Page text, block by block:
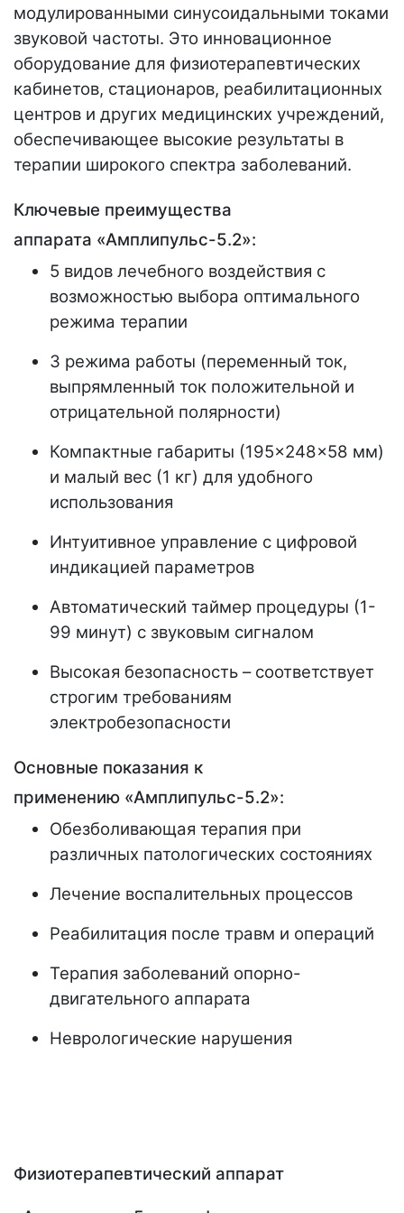
модулированными синусоидальными токами
звуковой частоты. Это инновационное
оборудование для физиотерапевтических
кабинетов, стационаров, реабилитационных
центров и других медицинских учреждений,
обеспечивающее высокие результаты в
терапии широкого спектра заболеваний.
Ключевые преимущества
аппарата «Амплипульс-5.2»:
5 видов лечебного воздействия с
возможностью выбора оптимального
режима терапии
3 режима работы (переменный ток,
выпрямленный ток положительной и
отрицательной полярности)
Компактные габариты (195×248×58 мм)
и малый вес (1 кг) для удобного
использования
Интуитивное управление с цифровой
индикацией параметров
Автоматический таймер процедуры (1-
99 минут) с звуковым сигналом
Высокая безопасность – соответствует
строгим требованиям
электробезопасности
Основные показания к
применению «Амплипульс-5.2»:
Обезболивающая терапия при
различных патологических состояниях
Лечение воспалительных процессов
Реабилитация после травм и операций
Терапия заболеваний опорно-
двигательного аппарата
Неврологические нарушения
Физиотерапевтический аппарат